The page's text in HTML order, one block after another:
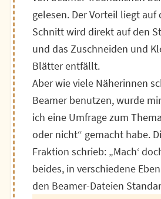
gelesen. Der Vorteil liegt auf
Schnitt wird direkt auf den
und das Zuschneiden und
Blätter entfällt.
Aber wie viele Näherinnen
Beamer benutzen, wurde
ich eine Umfrage zum
oder nicht“ gemacht habe.
Fraktion schrieb: „Mach‘
beides, in verschiedene
den Beamer-Dateien